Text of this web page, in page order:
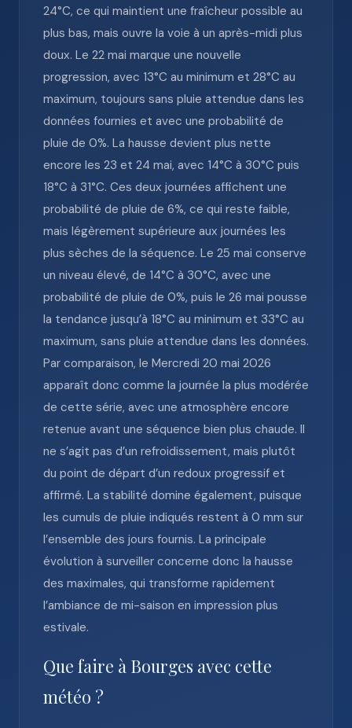
24°C, ce qui maintient une fraîcheur possible au
plus bas, mais ouvre la voie à un après-midi plus
doux. Le 22 mai marque une nouvelle
progression, avec 13°C au minimum et 28°C au
maximum, toujours sans pluie attendue dans les
données fournies et avec une probabilité de
pluie de 0%. La hausse devient plus nette
encore les 23 et 24 mai, avec 14°C à 30°C puis
18°C à 31°C. Ces deux journées affichent une
probabilité de pluie de 6%, ce qui reste faible,
mais légèrement supérieure aux journées les
plus sèches de la séquence. Le 25 mai conserve
un niveau élevé, de 14°C à 30°C, avec une
probabilité de pluie de 0%, puis le 26 mai pousse
la tendance jusqu’à 18°C au minimum et 33°C au
maximum, sans pluie attendue dans les données.
Par comparaison, le Mercredi 20 mai 2026
apparaît donc comme la journée la plus modérée
de cette série, avec une atmosphère encore
retenue avant une séquence bien plus chaude. Il
ne s’agit pas d’un refroidissement, mais plutôt
du point de départ d’un redoux progressif et
affirmé. La stabilité domine également, puisque
les cumuls de pluie indiqués restent à 0 mm sur
l’ensemble des jours fournis. La principale
évolution à surveiller concerne donc la hausse
des maximales, qui transforme rapidement
l’ambiance de mi-saison en impression plus
estivale.
Que faire à Bourges avec cette
météo ?